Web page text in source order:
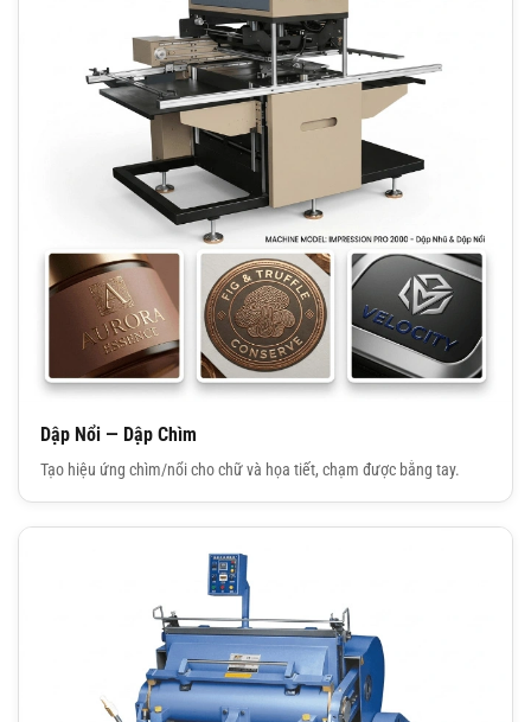
Dập Nổi — Dập Chìm
Tạo hiệu ứng chìm/nổi cho chữ và họa tiết, chạm được bằng tay.